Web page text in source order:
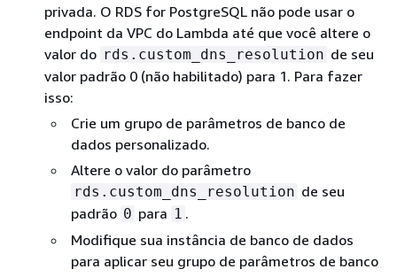
privada. O RDS for PostgreSQL não pode usar o
endpoint da VPC do Lambda até que você altere o
valor do rds.custom_dns_resolution de seu
valor padrão 0 (não habilitado) para 1. Para fazer
isso:
Crie um grupo de parâmetros de banco de
dados personalizado.
Altere o valor do parâmetro
rds.custom_dns_resolution de seu
padrão 0 para 1 .
Modifique sua instância de banco de dados
para aplicar seu grupo de parâmetros de banco